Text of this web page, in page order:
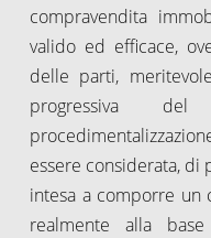
compravendita
valido ed efficace,
delle parti,
progressiva
essere considerata, di
intesa a comporre un
realmente alla